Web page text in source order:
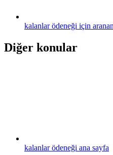
kalanlar ödeneği için
Diğer konular
kalanlar ödeneği ana sayfa